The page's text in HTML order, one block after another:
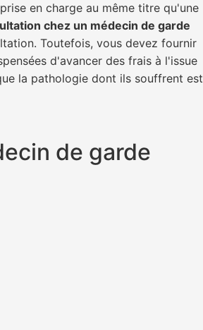
en charge au même titre qu'une
chez un médecin de garde
Toutefois, vous devez fournir
d'avancer des frais à l'issue
la pathologie dont ils souffrent est
de garde